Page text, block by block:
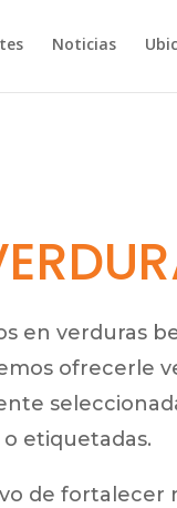
Noticias
en verduras
ofrecerle
etiquetadas.
de fortalecer